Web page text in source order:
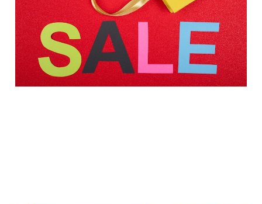
Lidl, Rewe %
5. Sep. 20253 min read